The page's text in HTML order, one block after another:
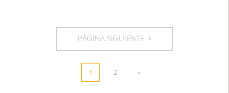
PÁGINA SIGUIENTE
1 2 »